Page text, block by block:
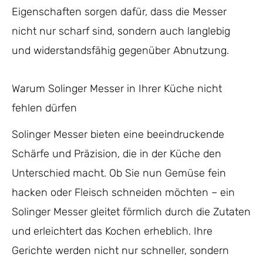
Eigenschaften sorgen dafür, dass die Messer
nicht nur scharf sind, sondern auch langlebig
und widerstandsfähig gegenüber Abnutzung.
Warum Solinger Messer in Ihrer Küche nicht
fehlen dürfen
Solinger Messer bieten eine beeindruckende
Schärfe und Präzision, die in der Küche den
Unterschied macht. Ob Sie nun Gemüse fein
hacken oder Fleisch schneiden möchten – ein
Solinger Messer gleitet förmlich durch die Zutaten
und erleichtert das Kochen erheblich. Ihre
Gerichte werden nicht nur schneller, sondern